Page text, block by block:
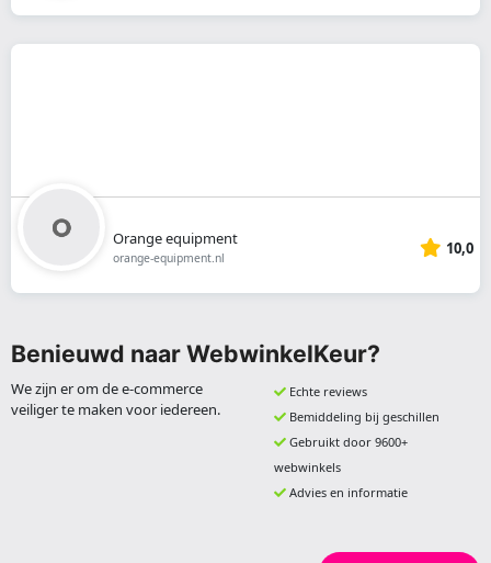
Orange equipment
orange-equipment.nl 10,0
Benieuwd naar WebwinkelKeur?
We zijn er om de e-commerce
veiliger te maken voor iedereen.
Echte reviews
Bemiddeling bij geschillen
Gebruikt door 9600+
webwinkels
Advies en informatie